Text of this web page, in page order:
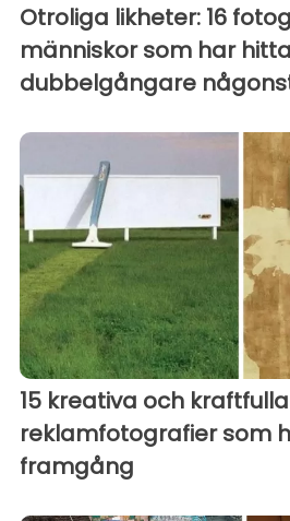
Otroliga likheter: 16
människor som har
dubbelgångare
15 kreativa och kraftfulla
reklamfotografier som
framgång